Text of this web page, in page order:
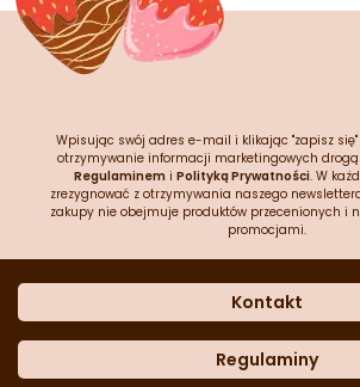
Wpisując swój adres e-mail i klikając "zapisz
otrzymywanie informacji marketingowych
Regulaminem i Polityką Prywatności. W
zrezygnować z otrzymywania naszego
zakupy nie obejmuje produktów przecenionych i
promocjami.
Kontakt
Dane kontaktowe
Regulaminy